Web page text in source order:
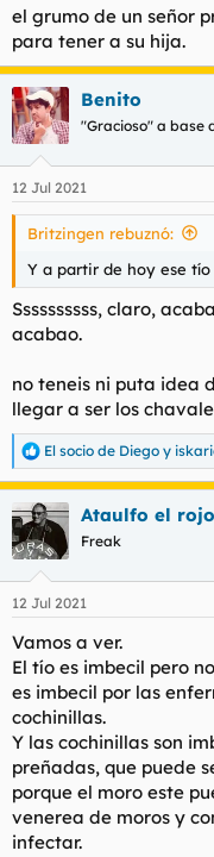
el grumo de un señor
para tener a su hija.
Benito
"Gracioso" a base
12 Jul 2021
Britzingen rebuznó:
Y a partir de hoy ese tío
Ssssssssss, claro,
acabao.
no teneis ni puta idea
llegar a ser los
R
e
a
c
c
i
e
:
El socio de Diego y
Ataulfo el rojo
Freak
12 Jul 2021
Vamos a ver.
El tío es imbecil pero
es imbecil por las
cochinillas.
Y las cochinillas son
preñadas, que puede
porque el moro este
venerea de moros y
infectar.